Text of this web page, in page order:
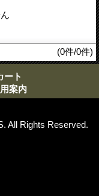
(0件/0件)
ート
案内
All Rights Reserved.